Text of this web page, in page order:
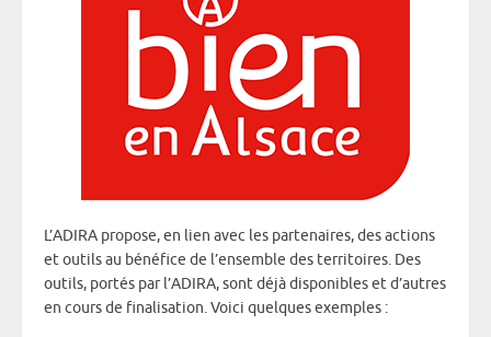
L’ADIRA propose, en lien avec les partenaires, des actions
et outils au bénéfice de l’ensemble des territoires. Des
outils, portés par l’ADIRA, sont déjà disponibles et d’autres
en cours de finalisation. Voici quelques exemples :